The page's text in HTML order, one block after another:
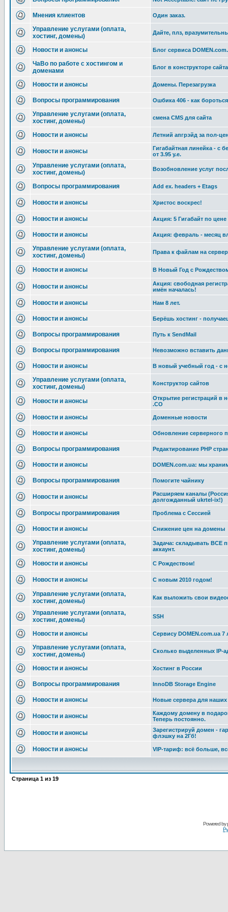
Мнения клиентов Один заказ.
Управление услугами (оплата,
хостинг, домены)
Дайте, плз,
Новости и анонсы Блог сервиса
ЧаВо по работе с хостингом и
доменами
Блог в конструкторе сайта
Новости и анонсы Домены. Перезагрузка
Вопросы программирования Ошбика 406 - как
Управление услугами (оплата,
хостинг, домены)
смена CMS для сайта
Новости и анонсы Летний апгрэйд за пол-
Новости и анонсы
Гигабайтная линейка - с
от 3.95 у.е.
Управление услугами (оплата,
хостинг, домены)
Возобновление услуг
Вопросы программирования Add ex. headers + Etags
Новости и анонсы Христос воскрес!
Новости и анонсы Акция: 5 Гигабайт по цене
Новости и анонсы Акция: февраль - месяц
Управление услугами (оплата,
хостинг, домены)
Права к файлам на
Новости и анонсы В Новый Год с
Новости и анонсы
Акция: свободная
имён началась!
Новости и анонсы Нам 8 лет.
Новости и анонсы Берёшь хостинг -
Вопросы программирования Путь к SendMail
Вопросы программирования Невозможно вставить
Новости и анонсы В новый учебный год - с
Управление услугами (оплата,
хостинг, домены)
Конструктор сайтов
Новости и анонсы
Открытие регистраций в
.CO
Новости и анонсы Доменные новости
Новости и анонсы Обновление серверного
Вопросы программирования Редактирование РНР
Новости и анонсы DOMEN.com.ua: мы
Вопросы программирования Помогите чайнику
Новости и анонсы
Расширяем каналы
долгожданный ukrtel-ix!)
Вопросы программирования Проблема с Сессией
Новости и анонсы Снижение цен на домены
Управление услугами (оплата,
хостинг, домены)
Задача: складывать ВСЕ
аккаунт.
Новости и анонсы С Рождеством!
Новости и анонсы С новым 2010 годом!
Управление услугами (оплата,
хостинг, домены)
Как выложить свои
Управление услугами (оплата,
хостинг, домены)
SSH
Новости и анонсы Сервису DOMEN.com.ua 7
Управление услугами (оплата,
хостинг, домены)
Сколько выделенных IP-
Новости и анонсы Хостинг в России
Вопросы программирования InnoDB Storage Engine
Новости и анонсы Новые сервера для наших
Новости и анонсы
Каждому домену в
Теперь постоянно.
Новости и анонсы
Зарегистрируй домен -
флэшку на 2Гб!
Новости и анонсы VIP-тариф: всё больше,
Страница 1 из 19
Powered by